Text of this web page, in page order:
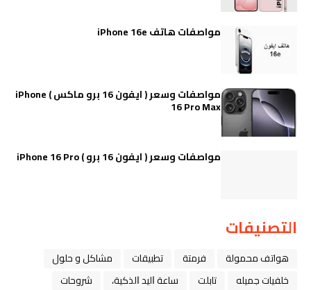
مواصفات هاتف iPhone 16e
مواصفات وسعر ( ايفون 16 برو ماكس ) iPhone
16 Pro Max
مواصفات وسعر ( ايفون 16 برو ) iPhone 16 Pro
التصنيفات
هواتف محمولة فرمتة تطبيقات
مشاكل و حلول
خلفيات جميله
تابلت ﺳﺎﻋﺔ ﺍﻟﻴﺪ ﺍﻟﺬﻛﻴﺔ،
شروحات